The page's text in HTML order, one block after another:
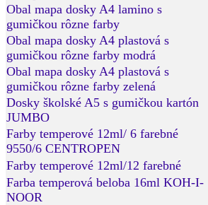
Obal mapa dosky A4 lamino s
gumičkou rôzne farby
Obal mapa dosky A4 plastová s
gumičkou rôzne farby modrá
Obal mapa dosky A4 plastová s
gumičkou rôzne farby zelená
Dosky školské A5 s gumičkou kartón
JUMBO
Farby temperové 12ml/ 6 farebné
9550/6 CENTROPEN
Farby temperové 12ml/12 farebné
Farba temperová beloba 16ml KOH-I-
NOOR